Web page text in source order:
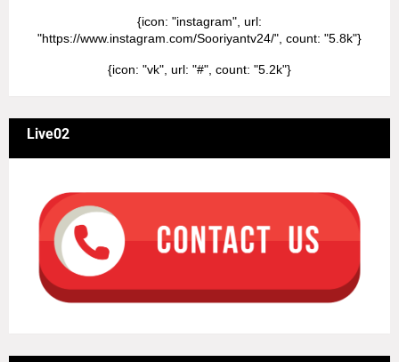
{icon: "instagram", url:
"https://www.instagram.com/Sooriyantv24/", count: "5.8k"}
{icon: "vk", url: "#", count: "5.2k"}
Live02